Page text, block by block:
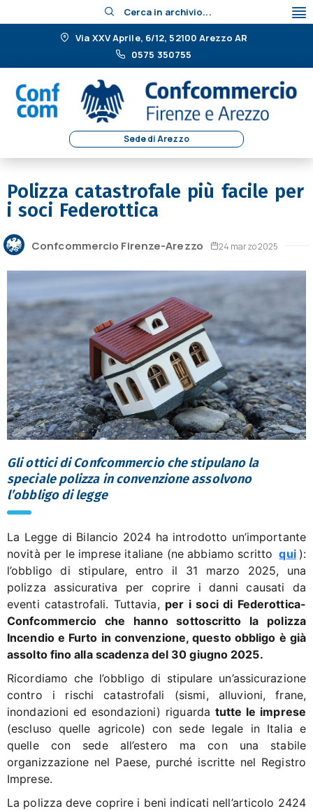
Cerca in archivio...
Via XXV Aprile, 6/12, 52100 Arezzo AR
0575 350755
Sede di Arezzo
Polizza catastrofale più facile per
i soci Federottica
Confcommercio Firenze-Arezzo 24 marzo 2025
Gli ottici di Confcommercio che stipulano la
speciale polizza in convenzione assolvono
l’obbligo di legge
La Legge di Bilancio 2024 ha introdotto un’importante
novità per le imprese italiane (ne abbiamo scritto qui ):
l’obbligo di stipulare, entro il 31 marzo 2025, una
polizza assicurativa per coprire i danni causati da
eventi catastrofali. Tuttavia, per i soci di Federottica-
Confcommercio che hanno sottoscritto la polizza
Incendio e Furto in convenzione, questo obbligo è già
assolto fino alla scadenza del 30 giugno 2025.
Ricordiamo che l’obbligo di stipulare un’assicurazione
contro i rischi catastrofali (sismi, alluvioni, frane,
inondazioni ed esondazioni) riguarda tutte le imprese
(escluso quelle agricole) con sede legale in Italia e
quelle con sede all’estero ma con una stabile
organizzazione nel Paese, purché iscritte nel Registro
Imprese.
La polizza deve coprire i beni indicati nell’articolo 2424